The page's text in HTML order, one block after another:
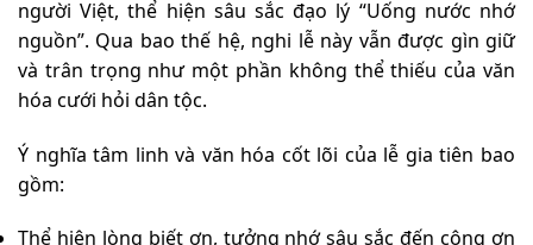
người Việt, thể hiện sâu sắc đạo lý “Uống nước nhớ
nguồn”. Qua bao thế hệ, nghi lễ này vẫn được gìn giữ
và trân trọng như một phần không thể thiếu của văn
hóa cưới hỏi dân tộc.
Ý nghĩa tâm linh và văn hóa cốt lõi của lễ gia tiên bao
gồm:
Thể hiện lòng biết ơn, tưởng nhớ sâu sắc đến công ơn